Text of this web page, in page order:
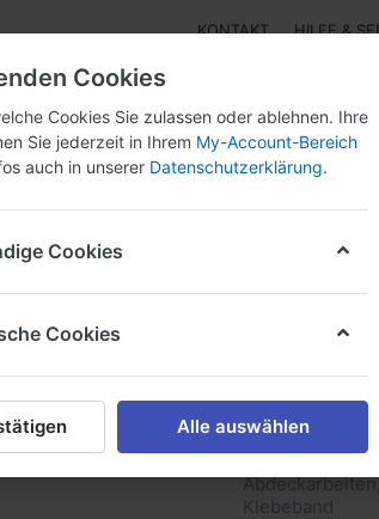
KONTAKT HILFE &
3M™ einseitige Klebebänder Papier-
, Folienträger
Krepp-Klebebänder
Scotch
Klebeband
Cookies
Cookies Sie zulassen oder ablehnen. Ihre
Sie jederzeit in Ihrem My-Account-Bereich
auch in unserer Datenschutzerklärung.
Cookies
Cookies
Alle auswählen